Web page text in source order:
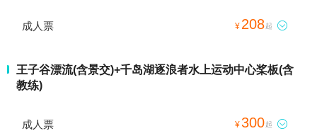
成人票 ¥ 208起 
王子谷漂流(含景交)+千岛湖逐浪者水上运动中心桨板(含
教练)
成人票 ¥300起 